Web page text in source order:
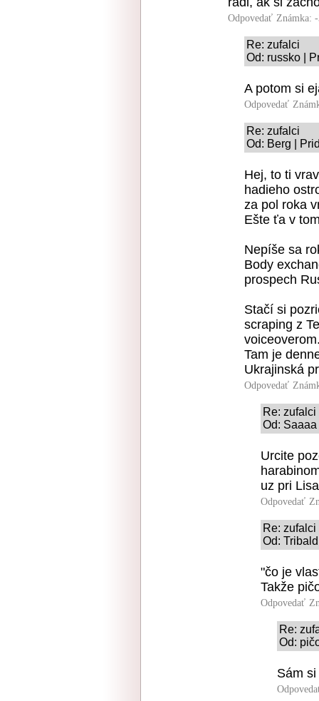
Odpovedať Známka:
Re: zufalci
Od: russko |
A potom si
Odpovedať
Re: zufalci
Od: Berg |
Hej, to ti
hadieho
za pol roka
Ešte ťa v
Nepíše sa
Body
prospech
Stačí si
scraping z
Tam je
Ukrajinská
Odpovedať
Re: zufalci
Od:
Urcite
uz pri
Odpovedať
Re: zufalci
Od:
"čo je
Takže
Odpovedať
Re:
Od:
Sám